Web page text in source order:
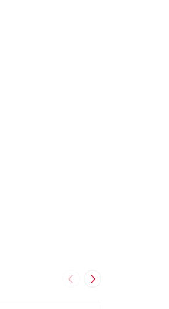
Imagem Anterior
Próxima Imagem